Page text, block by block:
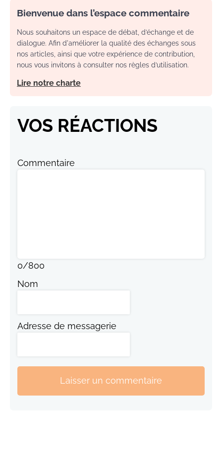
Bienvenue dans l’espace commentaire
Nous souhaitons un espace de débat, d’échange et de
dialogue. Afin d'améliorer la qualité des échanges sous
nos articles, ainsi que votre expérience de contribution,
nous vous invitons à consulter nos règles d’utilisation.
Lire notre charte
VOS RÉACTIONS
Commentaire
0/800
Nom
Adresse de messagerie
Laisser un commentaire